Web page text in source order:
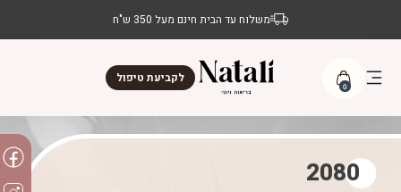
משלוח עד הבית חינם מעל 350 ש"ח
0
לקביעת טיפול
2080